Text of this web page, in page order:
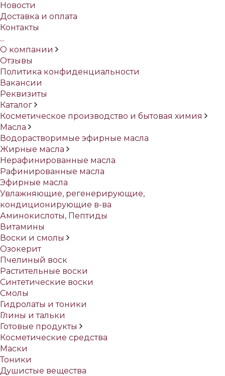
Новости
Доставка и оплата
Контакты
...
О компании
Отзывы
Политика конфиденциальности
Вакансии
Реквизиты
Каталог
Косметическое производство и бытовая химия
Масла
Водорастворимые эфирные масла
Жирные масла
Нерафинированные масла
Рафинированные масла
Эфирные масла
Увлажняющие, регенерирующие,
кондиционирующие в-ва
Аминокислоты, Пептиды
Витамины
Воски и смолы
Озокерит
Пчелиный воск
Растительные воски
Синтетические воски
Смолы
Гидролаты и тоники
Глины и тальки
Готовые продукты
Косметические средства
Маски
Тоники
Душистые вещества